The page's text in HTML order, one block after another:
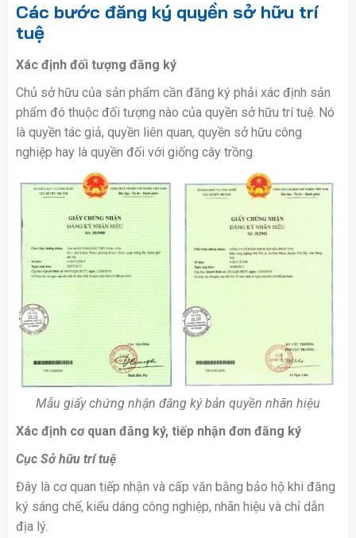
Các bước đăng ký quyền sở hữu trí
tuệ
Xác định đối tượng đăng ký
Chủ sở hữu của sản phẩm cần đăng ký phải xác định sản
phẩm đó thuộc đối tượng nào của quyền sở hữu trí tuệ. Nó
là quyền tác giả, quyền liên quan, quyền sở hữu công
nghiệp hay là quyền đối với giống cây trồng.
Mẫu giấy chứng nhận đăng ký bản quyền nhãn hiệu
Xác định cơ quan đăng ký, tiếp nhận đơn đăng ký
Cục Sở hữu trí tuệ
Đây là cơ quan tiếp nhận và cấp văn bằng bảo hộ khi đăng
ký sáng chế, kiểu dáng công nghiệp, nhãn hiệu và chỉ dẫn
địa lý.